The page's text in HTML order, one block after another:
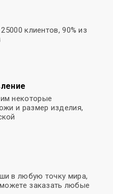
клиентов, 90% из
некоторые
и размер изделия,
в любую точку мира,
заказать любые